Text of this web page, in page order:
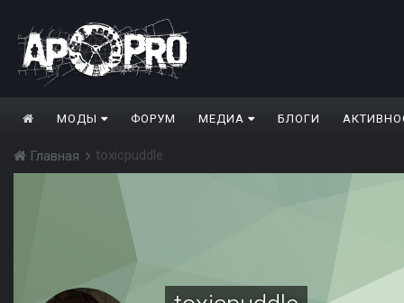
МОДЫ ФОРУМ МЕДИА БЛОГИ
Главная toxicpuddle